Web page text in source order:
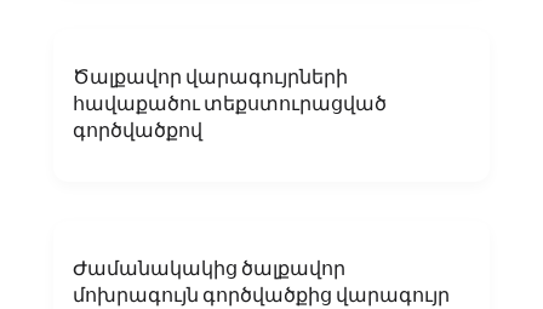
Ծալքավոր վարագույրների
հավաքածու տեքստուրացված
գործվածքով
Ժամանակակից ծալքավոր
մոխրագույն գործվածքից վարագույր